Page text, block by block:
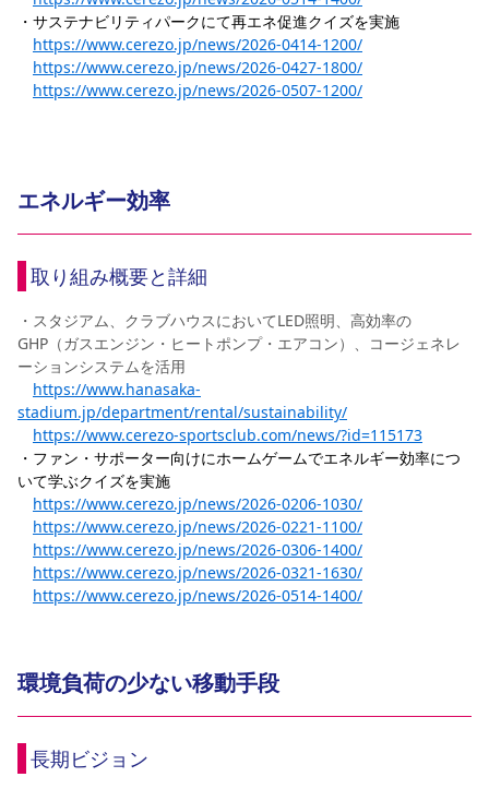
・サステナビリティパークにて再エネ促進クイズを実施
https://www.cerezo.jp/news/2026-0414-1200/
https://www.cerezo.jp/news/2026-0427-1800/
https://www.cerezo.jp/news/2026-0507-1200/
エネルギー効率
取り組み概要と詳細
・スタジアム、クラブハウスにおいてLED照明、高効率の
GHP（ガスエンジン・ヒートポンプ・エアコン）、コージェネレ
ーションシステムを活用
https://www.hanasaka-
stadium.jp/department/rental/sustainability/
https://www.cerezo-sportsclub.com/news/?id=115173
・ファン・サポーター向けにホームゲームでエネルギー効率につ
いて学ぶクイズを実施
https://www.cerezo.jp/news/2026-0206-1030/
https://www.cerezo.jp/news/2026-0221-1100/
https://www.cerezo.jp/news/2026-0306-1400/
https://www.cerezo.jp/news/2026-0321-1630/
https://www.cerezo.jp/news/2026-0514-1400/
環境負荷の少ない移動手段
長期ビジョン